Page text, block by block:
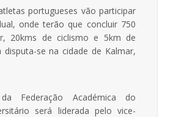
portugueses vão participar
onde terão que concluir 750
20kms de ciclismo e 5km de
disputa-se na cidade de Kalmar,
Federação Académica do
será liderada pelo vice-